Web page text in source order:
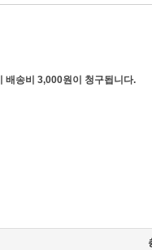
배송비 3,000원이 청구됩니다.